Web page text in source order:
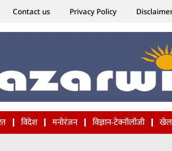
Contact us Privacy Policy
विदेश मनोरंजन विज्ञान-टेक्नॉलॉजी खेल